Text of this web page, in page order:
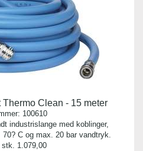
Clean - 15 meter
100610
industrislange med koblinger,
C og max. 20 bar vandtryk.
stk. 1.079,00